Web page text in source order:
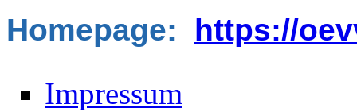
Homepage:
https://
Impressum